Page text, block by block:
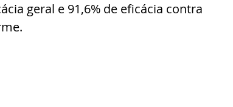
geral e 91,6% de eficácia contra